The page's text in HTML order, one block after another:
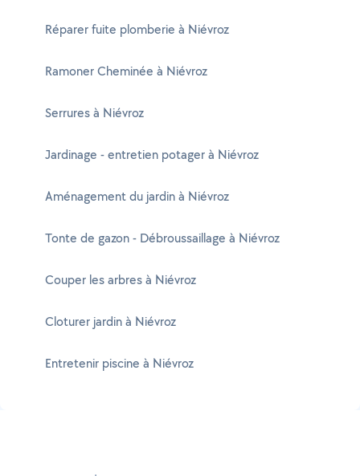
Réparer fuite plomberie à Niévroz
Ramoner Cheminée à Niévroz
Serrures à Niévroz
Jardinage - entretien potager à Niévroz
Aménagement du jardin à Niévroz
Tonte de gazon - Débroussaillage à Niévroz
Couper les arbres à Niévroz
Cloturer jardin à Niévroz
Entretenir piscine à Niévroz